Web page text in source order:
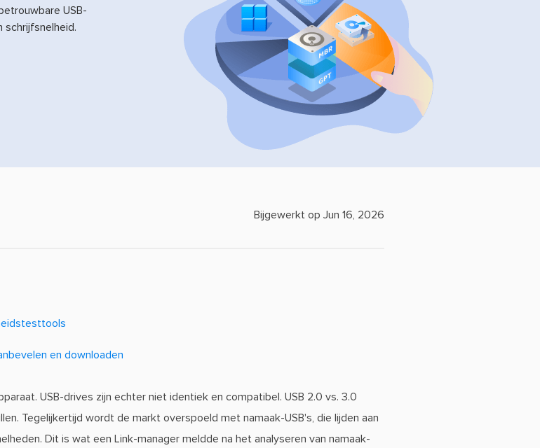
USB-
schrijfsnelheid.
Bijgewerkt op Jun 16, 2026
en downloaden
USB-drives zijn echter niet identiek en compatibel. USB 2.0 vs. 3.0
Tegelijkertijd wordt de markt overspoeld met namaak-USB's, die lijden aan
Dit is wat een Link-manager meldde na het analyseren van namaak-